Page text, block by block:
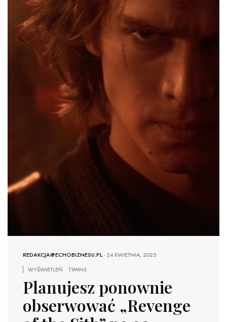
REDAKCJA@ECHOBIZNESU.PL-24 KWIETNIA, 2025
WYŚWIETLEŃ
11MINS
Planujesz ponownie
obserwować „Revenge